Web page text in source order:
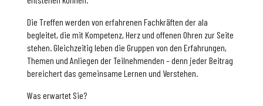
Die Treffen werden von erfahrenen Fachkräften der ala
begleitet, die mit Kompetenz, Herz und offenen Ohren zur Seite
stehen. Gleichzeitig leben die Gruppen von den Erfahrungen,
Themen und Anliegen der Teilnehmenden – denn jeder Beitrag
bereichert das gemeinsame Lernen und Verstehen.
Was erwartet Sie?